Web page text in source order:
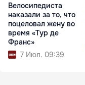
Велосипедиста
наказали за то, что
поцеловал жену во
время «Тур де
Франс»
7 Июл. 09:39